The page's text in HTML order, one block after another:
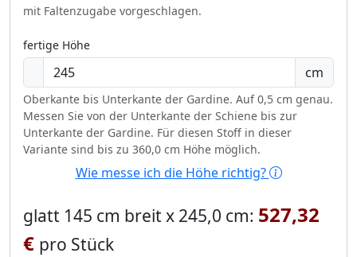
mit Faltenzugabe vorgeschlagen.
fertige Höhe
cm
Oberkante bis Unterkante der Gardine. Auf 0,5 cm genau.
Messen Sie von der Unterkante der Schiene bis zur
Unterkante der Gardine. Für diesen Stoff in dieser
Variante sind bis zu 360,0 cm Höhe möglich.
Wie messe ich die Höhe richtig?
glatt 145 cm breit x 245,0 cm: 527,32
€ pro Stück